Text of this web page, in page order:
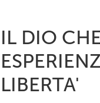
IL DIO
LIBERTA'